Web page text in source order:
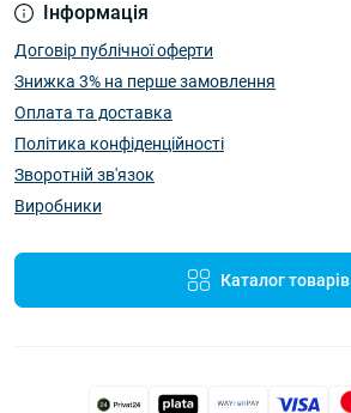
Інформація
Договір публічної оферти
Знижка 3% на перше замовлення
Оплата та доставка
Політика конфіденційності
Зворотній зв'язок
Виробники
Каталог товарів